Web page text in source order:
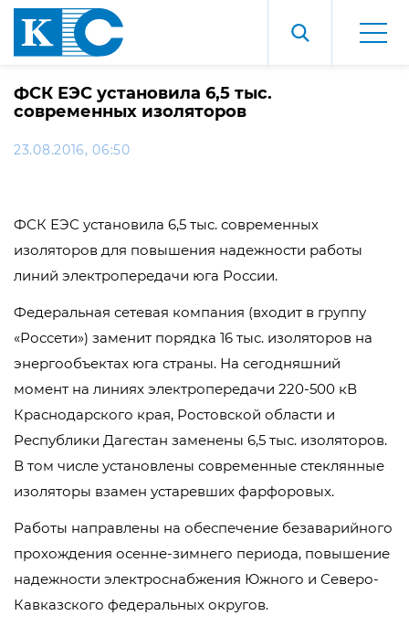
ФСК ЕЭС установила 6,5 тыс.
современных изоляторов
23.08.2016, 06:50
ФСК ЕЭС установила 6,5 тыс. современных
изоляторов для повышения надежности работы
линий электропередачи юга России.
Федеральная сетевая компания (входит в группу
«Россети») заменит порядка 16 тыс. изоляторов на
энергообъектах юга страны. На сегодняшний
момент на линиях электропередачи 220-500 кВ
Краснодарского края, Ростовской области и
Республики Дагестан заменены 6,5 тыс. изоляторов.
В том числе установлены современные стеклянные
изоляторы взамен устаревших фарфоровых.
Работы направлены на обеспечение безаварийного
прохождения осенне-зимнего периода, повышение
надежности электроснабжения Южного и Северо-
Кавказского федеральных округов.